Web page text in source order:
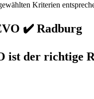
Kriterien
✔️ Radburg
ist der richtige